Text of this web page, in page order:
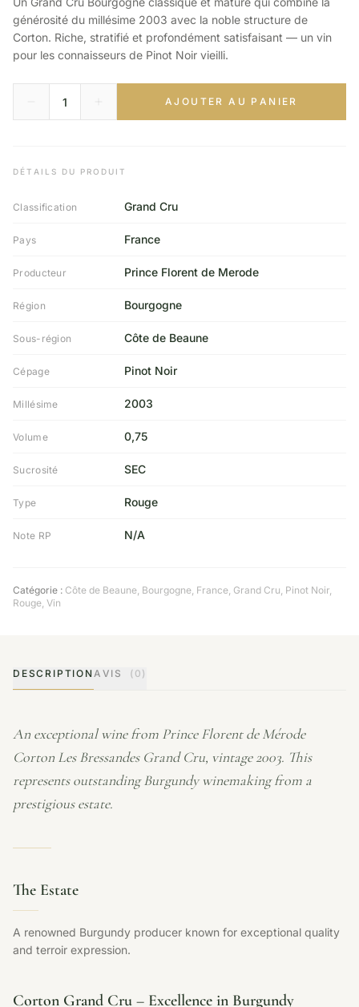
générosité du millésime 2003 avec la noble structure de
Corton. Riche, stratifié et profondément satisfaisant — un vin
pour les connaisseurs de Pinot Noir vieilli.
AJOUTER AU PANIER
DÉTAILS DU PRODUIT
Classification Grand Cru
Pays France
Producteur Prince Florent de Merode
Région Bourgogne
Sous-région Côte de Beaune
Cépage Pinot Noir
Millésime 2003
Volume 0,75
Sucrosité SEC
Type Rouge
Note RP N/A
Catégorie : Côte de Beaune, Bourgogne, France, Grand Cru, Pinot Noir,
Rouge, Vin
DESCRIPTION AVIS (0)
An exceptional wine from Prince Florent de Mérode
Corton Les Bressandes Grand Cru, vintage 2003. This
represents outstanding Burgundy winemaking from a
prestigious estate.
The Estate
A renowned Burgundy producer known for exceptional quality
and terroir expression.
Corton Grand Cru – Excellence in Burgundy